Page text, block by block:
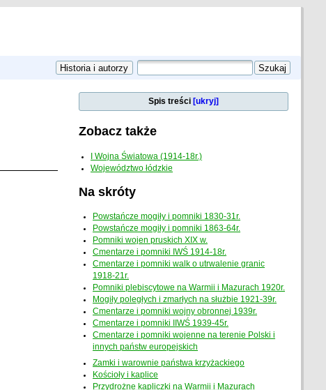
Spis treści [ukryj]
Zobacz także
I Wojna Światowa (1914-18r.)
Województwo łódzkie
Na skróty
Powstańcze mogiły i pomniki 1830-31r.
Powstańcze mogiły i pomniki 1863-64r.
Pomniki wojen pruskich XIX w.
Cmentarze i pomniki IWŚ 1914-18r.
Cmentarze i pomniki walk o utrwalenie granic
1918-21r.
Pomniki plebiscytowe na Warmii i Mazurach 1920r.
Mogiły poległych i zmarłych na służbie 1921-39r.
Cmentarze i pomniki wojny obronnej 1939r.
Cmentarze i pomniki IIWŚ 1939-45r.
Cmentarze i pomniki wojenne na terenie Polski i
innych państw europejskich
Zamki i warownie państwa krzyżackiego
Kościoły i kaplice
Przydrożne kapliczki na Warmii i Mazurach